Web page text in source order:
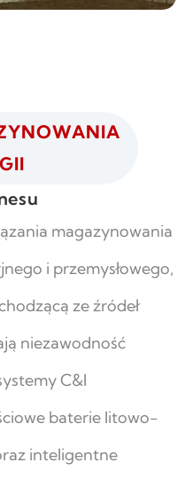
magazynowania
i przemysłowego,
ze źródeł
niezawodność
C&I
baterie litowo-
inteligentne